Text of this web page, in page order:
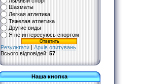
Шахматы
Легкая атлетика
Тяжелая атлетика
Другие виды
Я не интересуюсь спортом
Результати | Архів опитувань
Всього відповідей: 57
Наша кнопка